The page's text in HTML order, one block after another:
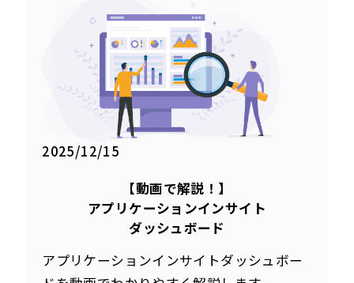
2025/12/15
【動画で解説！】
アプリケーションインサイト
ダッシュボード
アプリケーションインサイトダッシュボー